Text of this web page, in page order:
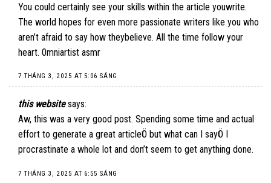
You could certainly see your skills within the article youwrite.
The world hopes for even more passionate writers like you who
aren’t afraid to say how theybelieve. All the time follow your
heart. 0mniartist asmr
7 THÁNG 3, 2025 AT 5:06 SÁNG
this website says:
Aw, this was a very good post. Spending some time and actual
effort to generate a great articleÖ but what can I sayÖ I
procrastinate a whole lot and don’t seem to get anything done.
7 THÁNG 3, 2025 AT 6:55 SÁNG